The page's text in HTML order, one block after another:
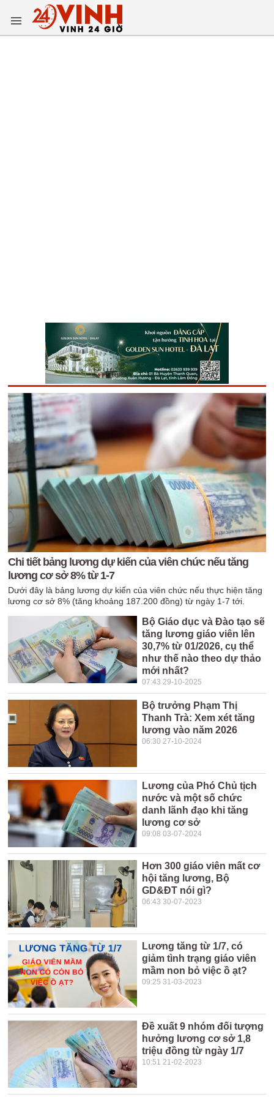
Chi tiết bảng lương dự kiến của viên chức nếu tăng
lương cơ sở 8% từ 1-7
Dưới đây là bảng lương dự kiến của viên chức nếu thực hiện tăng
lương cơ sở 8% (tăng khoảng 187.200 đồng) từ ngày 1-7 tới.
Bộ Giáo dục và Đào tạo sẽ
tăng lương giáo viên lên
30,7% từ 01/2026, cụ thể
như thế nào theo dự thảo
mới nhất?
07:43 29-10-2025
Bộ trưởng Phạm Thị
Thanh Trà: Xem xét tăng
lương vào năm 2026
06:30 27-10-2024
Lương của Phó Chủ tịch
nước và một số chức
danh lãnh đạo khi tăng
lương cơ sở
09:08 03-07-2024
Hơn 300 giáo viên mất cơ
hội tăng lương, Bộ
GD&ĐT nói gì?
06:43 30-07-2023
Lương tăng từ 1/7, có
giảm tình trạng giáo viên
mầm non bỏ việc ồ ạt?
09:25 31-03-2023
Đề xuất 9 nhóm đối tượng
hưởng lương cơ sở 1,8
triệu đồng từ ngày 1/7
10:51 21-02-2023